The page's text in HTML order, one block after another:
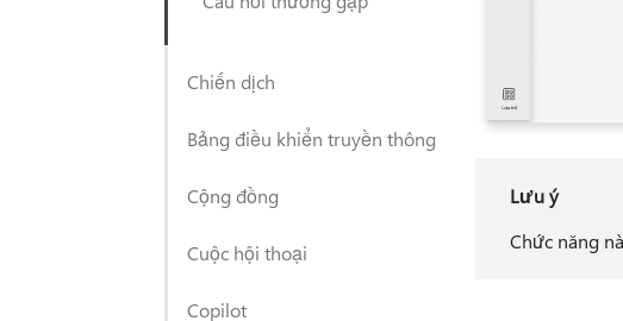
Chiến dịch
Bảng điều khiển truyền thông
Cộng đồng
Cuộc hội thoại
Copilot
Lưu ý
Chức năng